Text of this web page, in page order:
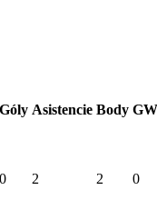
Góly Asistencie Body
0 2 2 0